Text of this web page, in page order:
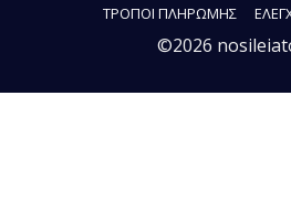
ΤΡΟΠΟΙ ΠΛΗΡΩΜΗΣ
©2026